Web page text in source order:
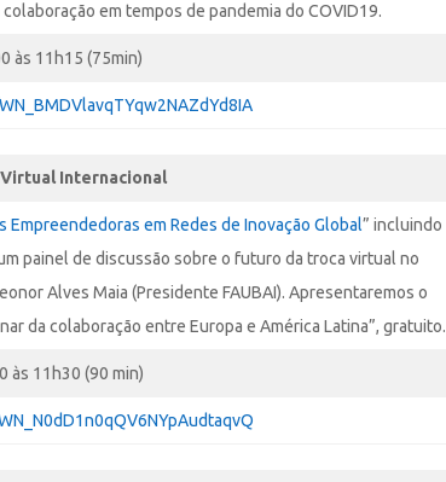
em tempos de pandemia do COVID19.
às 11h15 (75min)
Virtual Internacional
Empreendedoras em Redes de Inovação Global” incluindo
painel de discussão sobre o futuro da troca virtual no
Alves Maia (Presidente FAUBAI). Apresentaremos o
da colaboração entre Europa e América Latina”, gratuito.
às 11h30 (90 min)